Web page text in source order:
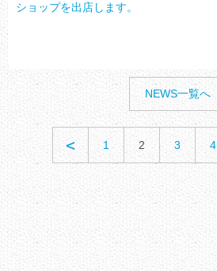
ショップを出店します。
NEWS一覧へ
< 1 2 3 4